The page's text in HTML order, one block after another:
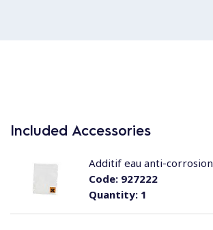
Included Accessories
Quantity:1
Code:927222
Additif eau anti-corrosion